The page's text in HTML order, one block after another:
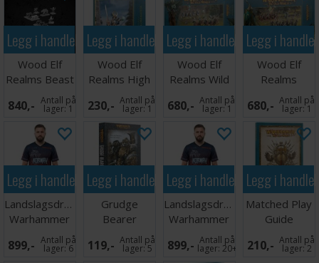
Legg i handlekurven
Wood Elf
Realms Beast
Pack
840,- Antall på
lager:1
Legg i handlekurven
Wood Elf
Realms High
Elf
Loremaster
230,- Antall på
lager:1
Legg i handlekurven
Wood Elf
Realms Wild
Riders
680,- Antall på
lager:1
Legg i
Wood Elf
Realms
Eternal Guard
680,- Antall på
lager:1
Legg i handlekurven
Landslagsdrakt
Warhammer
2026 Norge
M
899,- Antall på
lager:6
Legg i handlekurven
Grudge
Bearer
(Paperback)
119,- Antall på
lager:5
Legg i handlekurven
Landslagsdrakt
Warhammer
2026 Norge
XL
899,- Antall på
lager:20+
Legg i
Matched Play
Guide
210,- Antall på
lager:2